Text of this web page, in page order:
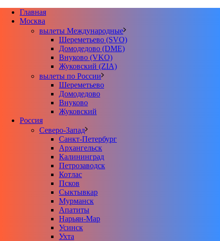
Главная
Москва
вылеты Международные
Шереметьево (SVO)
Домодедово (DME)
Внуково (VKO)
Жуковский (ZIA)
вылеты по России
Шереметьево
Домодедово
Внуково
Жуковский
Россия
Северо-Запад
Санкт-Петербург
Архангельск
Калининград
Петрозаводск
Котлас
Псков
Сыктывкар
Мурманск
Апатиты
Нарьян-Мар
Усинск
Ухта